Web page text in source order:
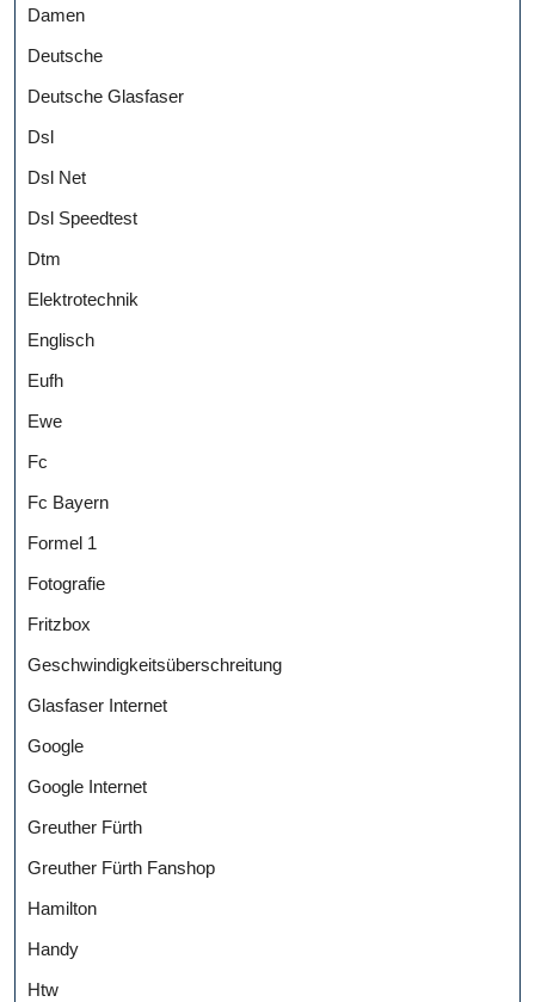
Damen
Deutsche
Deutsche Glasfaser
Dsl
Dsl Net
Dsl Speedtest
Dtm
Elektrotechnik
Englisch
Eufh
Ewe
Fc
Fc Bayern
Formel 1
Fotografie
Fritzbox
Geschwindigkeitsüberschreitung
Glasfaser Internet
Google
Google Internet
Greuther Fürth
Greuther Fürth Fanshop
Hamilton
Handy
Htw